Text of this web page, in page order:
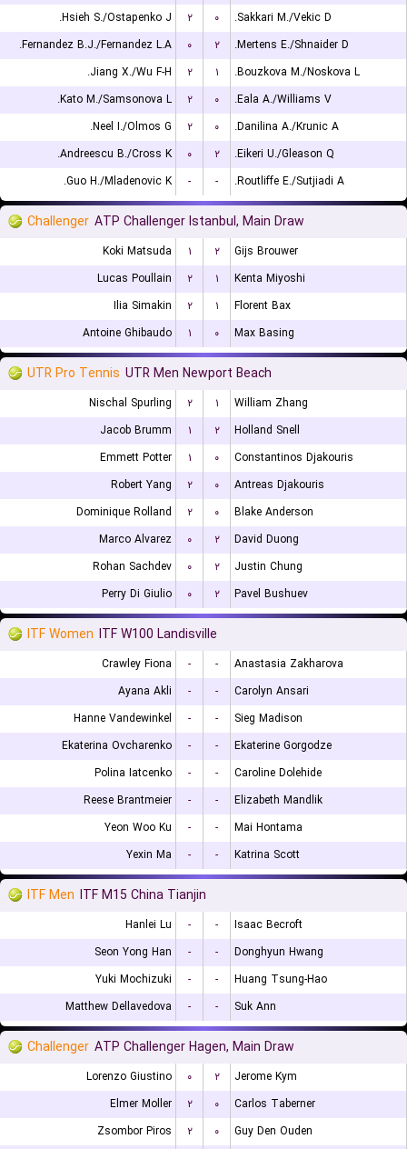
Hsieh S./Ostapenko J. ۲ ۰
Sakkari M./Vekic D.
Fernandez B.J./Fernandez L.A.
۰ ۲
Mertens E./Shnaider D.
Jiang X./Wu F-H.
۲ ۱
Bouzkova M./Noskova L.
Kato M./Samsonova L.
۲ ۰
Eala A./Williams V.
Neel I./Olmos G.
۲ ۰
Danilina A./Krunic A.
Andreescu B./Cross K.
۰ ۲
Eikeri U./Gleason Q.
Guo H./Mladenovic K.
- - Routliffe E./Sutjiadi A.
Challenger ATP Challenger Istanbul, Main Draw
Koki Matsuda ۱ ۲
Gijs Brouwer
Lucas Poullain
۲ ۱
Kenta Miyoshi
Ilia Simakin
۲ ۱
Florent Bax
Antoine Ghibaudo
۱ ۰ Max Basing
UTR Pro Tennis UTR Men Newport Beach
Nischal Spurling ۲ ۱
William Zhang
Jacob Brumm
۱ ۲
Holland Snell
Emmett Potter
۱ ۰
Constantinos Djakouris
Robert Yang
۲ ۰
Antreas Djakouris
Dominique Rolland
۲ ۰
Blake Anderson
Marco Alvarez
۰ ۲
David Duong
Rohan Sachdev
۰ ۲
Justin Chung
Perry Di Giulio
۰ ۲ Pavel Bushuev
ITF Women ITF W100 Landisville
Crawley Fiona - -
Anastasia Zakharova
Ayana Akli
- -
Carolyn Ansari
Hanne Vandewinkel
- -
Sieg Madison
Ekaterina Ovcharenko
- -
Ekaterine Gorgodze
Polina Iatcenko
- -
Caroline Dolehide
Reese Brantmeier
- -
Elizabeth Mandlik
Yeon Woo Ku
- -
Mai Hontama
Yexin Ma
- - Katrina Scott
ITF Men ITF M15 China Tianjin
Hanlei Lu - -
Isaac Becroft
Seon Yong Han
- -
Donghyun Hwang
Yuki Mochizuki
- -
Huang Tsung-Hao
Matthew Dellavedova
- - Suk Ann
Challenger ATP Challenger Hagen, Main Draw
Lorenzo Giustino ۰ ۲
Jerome Kym
Elmer Moller
۲ ۰
Carlos Taberner
Zsombor Piros
۲ ۰
Guy Den Ouden